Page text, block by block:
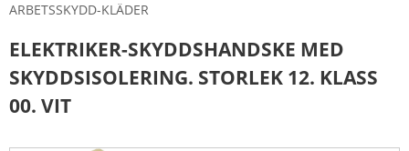
ARBETSSKYDD-KLÄDER
ELEKTRIKER-SKYDDSHANDSKE MED
SKYDDSISOLERING. STORLEK 12. KLASS
00. VIT